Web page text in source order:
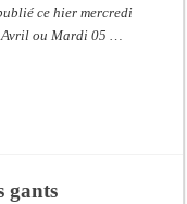
CONACOC
parlent
ce hier mercredi
Avril ou Mardi 05 …
gants